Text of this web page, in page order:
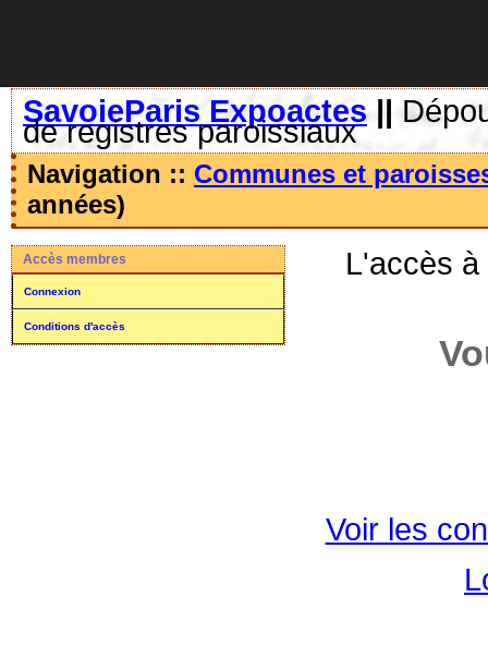
SavoieParis Expoactes ||
de registres paroissiaux
Navigation :: Communes et
années)
Accès membres
Connexion
Conditions d'accès
L'accès
Voir les